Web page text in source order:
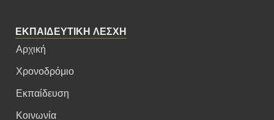
ΕΚΠΑΙΔΕΥΤΙΚΗ ΛΕΣΧΗ
Αρχική
Χρονοδρόμιο
Εκπαίδευση
Κοινωνία